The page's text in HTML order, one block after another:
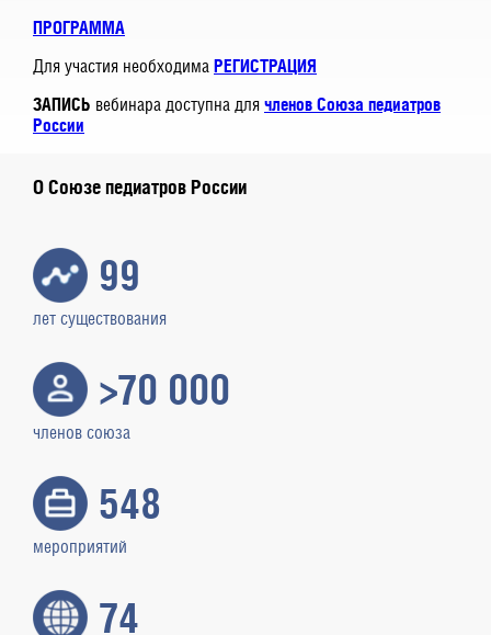
ПРОГРАММА
Для участия необходима РЕГИСТРАЦИЯ
ЗАПИСЬ вебинара доступна для членов Союза педиатров
России
О Союзе педиатров России
99
лет существования
>70 000
членов союза
548
мероприятий
74